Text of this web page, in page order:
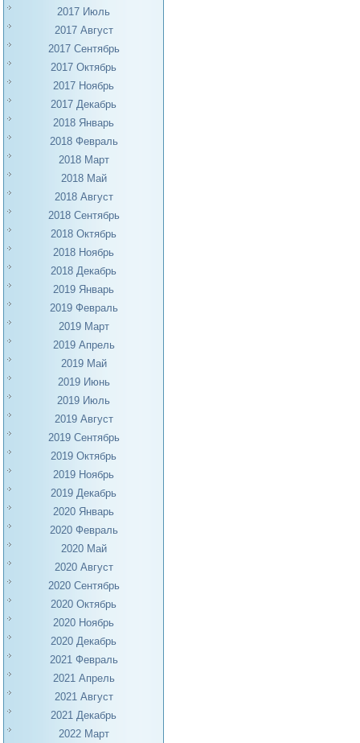
2017 Июль
2017 Август
2017 Сентябрь
2017 Октябрь
2017 Ноябрь
2017 Декабрь
2018 Январь
2018 Февраль
2018 Март
2018 Май
2018 Август
2018 Сентябрь
2018 Октябрь
2018 Ноябрь
2018 Декабрь
2019 Январь
2019 Февраль
2019 Март
2019 Апрель
2019 Май
2019 Июнь
2019 Июль
2019 Август
2019 Сентябрь
2019 Октябрь
2019 Ноябрь
2019 Декабрь
2020 Январь
2020 Февраль
2020 Май
2020 Август
2020 Сентябрь
2020 Октябрь
2020 Ноябрь
2020 Декабрь
2021 Февраль
2021 Апрель
2021 Август
2021 Декабрь
2022 Март